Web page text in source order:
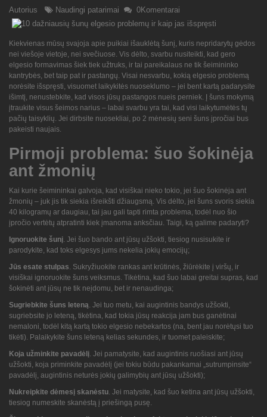
Autorius Naudingi patarimai 0Komentarai
Kiekvienas mūsų svajoja apie puikiai išauklėtą šunį, kuris nepridarytų gėdos
nei viešoje vietoje, nei svečiuose. Vis dėlto, svarbu nusiteikti, kad gero
elgesio formavimas šiek tiek užtruks, ir tai pareikalaus ne tik šeimininko
kantrybės, bet taip pat ir pastangų. Visai nesvarbu, kokią elgesio problemą
norėsite išspręsti, visuomet laikykitės nuoseklumo – jei bent kartą padarysite
išimtį, nenustebkite, kad visos jūsų pastangos nueis perniek. Į šuns mokymą
įtraukite visus šeimos narius – labai svarbu yra tai, kad visi laikytumėtės tų
pačių taisyklių. Jei dirbsite nuosekliai, po 2 mėnesių seni šuns įpročiai bus
pakeisti naujais.
Pirmoji problema: šuo šokinėja
ant žmonių
Kai kurie šeimininkai galvoja, kad visiškai nieko tokio, jei šuo šokinėja ant
žmonių – juk jis tik siekia išreikšti džiaugsmą. Vis dėlto, jei šuns svoris siekia
40 kilogramų ar daugiau, tai jau gali tapti rimta problema, todėl nuo šio
įpročio vertėtų atpratinti kiek įmanoma anksčiau. Taigi, ką galime padaryti?
Ignoruokite šunį. Jei šuo bando ant jūsų užšokti, tiesiog nusisukite ir
parodykite, kad toks elgesys jums nekelia jokių emocijų;
Jūs esate stulpas. Sukryžiuokite rankas ant krūtinės, žiūrėkite į viršų, ir
visiškai ignoruokite šuns veiksmus. Tikėtina, kad šuo labai greitai supras, kad
šokinėti ant jūsų ne tik neįdomu, bet ir nenaudinga;
Sugriebkite šuns leteną. Jei tuo metu, kai augintinis bandys užšokti,
sugriebsite jo leteną, tikėtina, kad tokia jūsų reakcija jam bus ganėtinai
nemaloni, todėl kitą kartą tokio elgesio nebekartos (na, bent jau norėtųsi tuo
tikėti). Palaikykite šuns leteną kelias sekundes, ir tuomet paleiskite;
Koja užminkite pavadėlį. Jei pamatysite, kad augintinis ruošiasi ant jūsų
užšokti, koja priminkite pavadėlį (jei tokiu būdu pakankamai „sutrumpinsite“
pavadėlį, augintinis neturės jokių galimybių ant jūsų užšokti);
Nukreipkite dėmesį skanėstu. Jei matysite, kad šuo ketina ant jūsų užšokti,
tiesiog numeskite skanėstą į priešingą pusę.